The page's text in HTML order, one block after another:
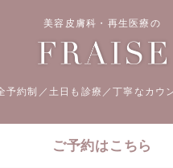
美容皮膚科・再生医療の
予約制／土日も診療／丁寧なカウ
ご予約はこちら